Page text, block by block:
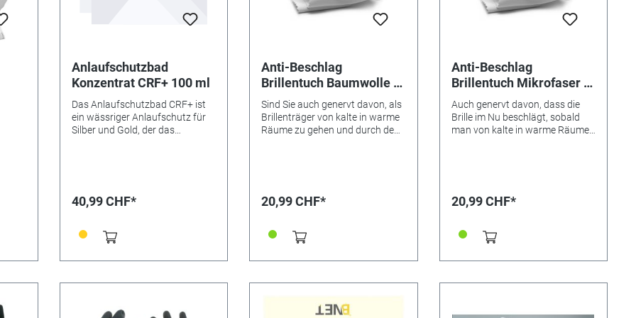
für
Anlaufschutzbad
Konzentrat CRF+ 100 ml
Das Anlaufschutzbad CRF+ ist
ein wässriger Anlaufschutz für
Silber und Gold, der das
wasserabweisend wirkt. Der
klassischen stromlosen
Tauchverfahren als auch durch
durch das Anlegen einer
Effekt erzielt und der Oberfläche
40,99 CHF*
Anti-Beschlag
Brillentuch Baumwolle -
24-Stunden-Schutz
Sind Sie auch genervt davon, als
Brillenträger von kalte in warme
Räume zu gehen und durch den
und andere Gläser mit speziellem
natürlicher Baumwolle.
Langanhaltend freie Sicht! In
Spray mit Anti-Beschlag an
sowie mit Referenz 353613 den
Brillen-Schaum mit Anti-
20,99 CHF*
Anti-Beschlag
Brillentuch Mikrofaser -
24-Stunden-Schutz
Auch genervt davon, dass die
Brille im Nu beschlägt, sobald
man von kalte in warme Räume
Anti-Beschlageffekt. Aus
Langanhaltend freie Sicht! In
unserem Sortiment bieten wir
sowie mit Referenz 353613 den
20,99 CHF*